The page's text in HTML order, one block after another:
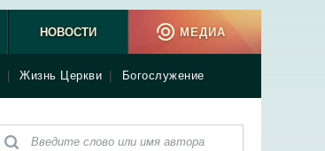
Жизнь Церкви Богослужение
НОВОСТИ МЕДИА